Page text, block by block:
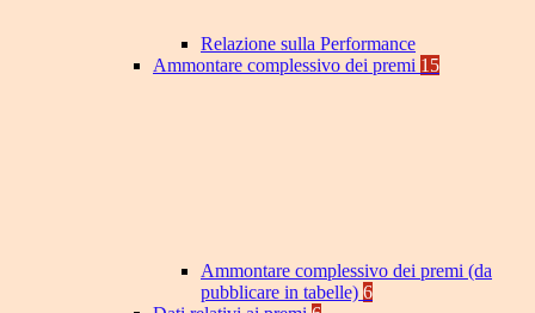
Relazione sulla Performance
Ammontare complessivo dei premi 15
Ammontare complessivo dei premi (da
pubblicare in tabelle) 6